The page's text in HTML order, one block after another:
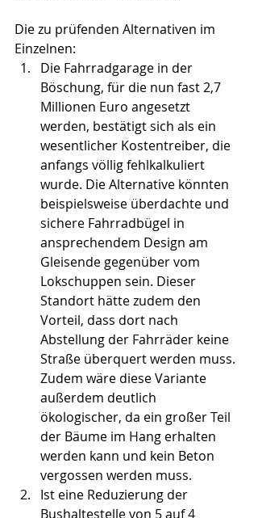
Die zu prüfenden Alternativen im
Einzelnen:
Die Fahrradgarage in der
Böschung, für die nun fast 2,7
Millionen Euro angesetzt
werden, bestätigt sich als ein
wesentlicher Kostentreiber, die
anfangs völlig fehlkalkuliert
wurde. Die Alternative könnten
beispielsweise überdachte und
sichere Fahrradbügel in
ansprechendem Design am
Gleisende gegenüber vom
Lokschuppen sein. Dieser
Standort hätte zudem den
Vorteil, dass dort nach
Abstellung der Fahrräder keine
Straße überquert werden muss.
Zudem wäre diese Variante
außerdem deutlich
ökologischer, da ein großer Teil
der Bäume im Hang erhalten
werden kann und kein Beton
vergossen werden muss.
Ist eine Reduzierung der
Bushaltestelle von 5 auf 4